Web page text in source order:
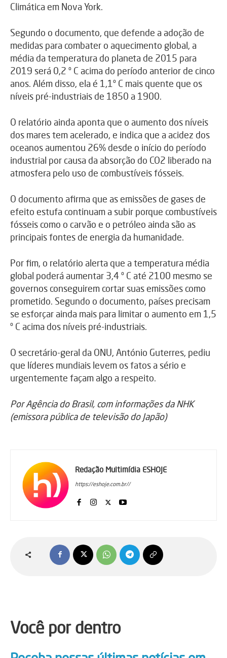
Climática em Nova York.
Segundo o documento, que defende a adoção de
medidas para combater o aquecimento global, a
média da temperatura do planeta de 2015 para
2019 será 0,2 º C acima do período anterior de cinco
anos. Além disso, ela é 1,1º C mais quente que os
níveis pré-industriais de 1850 a 1900.
O relatório ainda aponta que o aumento dos níveis
dos mares tem acelerado, e indica que a acidez dos
oceanos aumentou 26% desde o início do período
industrial por causa da absorção do CO2 liberado na
atmosfera pelo uso de combustíveis fósseis.
O documento afirma que as emissões de gases de
efeito estufa continuam a subir porque combustíveis
fósseis como o carvão e o petróleo ainda são as
principais fontes de energia da humanidade.
Por fim, o relatório alerta que a temperatura média
global poderá aumentar 3,4 º C até 2100 mesmo se
governos conseguirem cortar suas emissões como
prometido. Segundo o documento, países precisam
se esforçar ainda mais para limitar o aumento em 1,5
º C acima dos níveis pré-industriais.
O secretário-geral da ONU, António Guterres, pediu
que líderes mundiais levem os fatos a sério e
urgentemente façam algo a respeito.
Por Agência do Brasil, com informações da NHK
(emissora pública de televisão do Japão)
Redação Multimídia ESHOJE
https://eshoje.com.br//
Você por dentro